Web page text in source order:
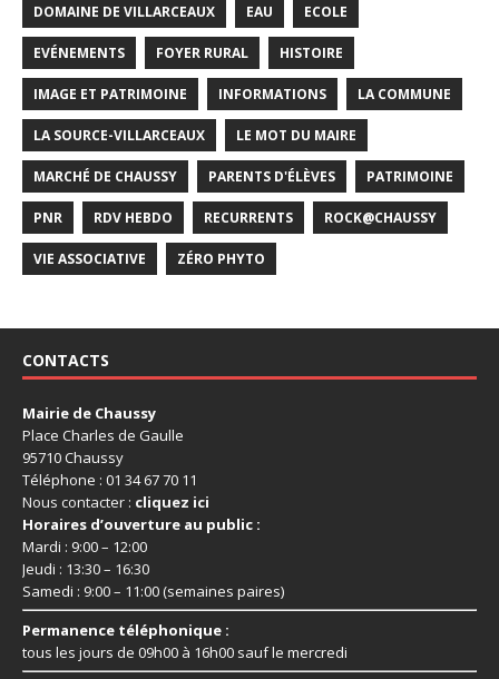
DOMAINE DE VILLARCEAUX EAU ECOLE
EVÉNEMENTS FOYER RURAL HISTOIRE
IMAGE ET PATRIMOINE INFORMATIONS LA COMMUNE
LA SOURCE-VILLARCEAUX LE MOT DU MAIRE
MARCHÉ DE CHAUSSY PARENTS D'ÉLÈVES PATRIMOINE
PNR RDV HEBDO RECURRENTS ROCK@CHAUSSY
VIE ASSOCIATIVE ZÉRO PHYTO
CONTACTS
Mairie de Chaussy
Place Charles de Gaulle
95710 Chaussy
Téléphone : 01 34 67 70 11
Nous contacter : cliquez ici
Horaires d’ouverture au public :
Mardi : 9:00 – 12:00
Jeudi : 13:30 – 16:30
Samedi : 9:00 – 11:00 (semaines paires)
Permanence téléphonique :
tous les jours de 09h00 à 16h00 sauf le mercredi